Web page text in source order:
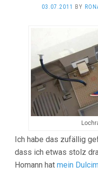
03.07.2011 BY
Ich habe das zufällig
dass ich etwas stolz
Homann hat mein